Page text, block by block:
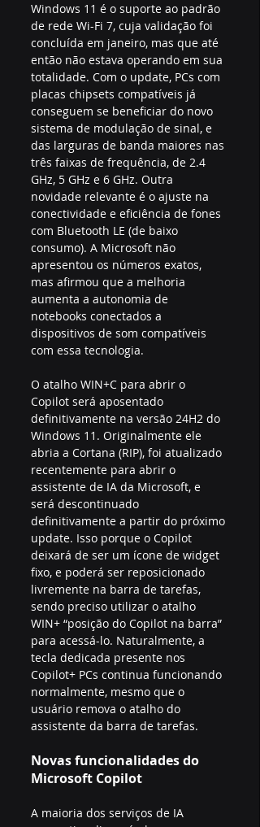
Windows 11 é o suporte ao padrão
de rede Wi-Fi 7, cuja validação foi
concluída em janeiro, mas que até
então não estava operando em sua
totalidade. Com o update, PCs com
placas chipsets compatíveis já
conseguem se beneficiar do novo
sistema de modulação de sinal, e
das larguras de banda maiores nas
três faixas de frequência, de 2.4
GHz, 5 GHz e 6 GHz. Outra
novidade relevante é o ajuste na
conectividade e eficiência de fones
com Bluetooth LE (de baixo
consumo). A Microsoft não
apresentou os números exatos,
mas afirmou que a melhoria
aumenta a autonomia de
notebooks conectados a
dispositivos de som compatíveis
com essa tecnologia.
O atalho WIN+C para abrir o
Copilot será aposentado
definitivamente na versão 24H2 do
Windows 11. Originalmente ele
abria a Cortana (RIP), foi atualizado
recentemente para abrir o
assistente de IA da Microsoft, e
será descontinuado
definitivamente a partir do próximo
update. Isso porque o Copilot
deixará de ser um ícone de widget
fixo, e poderá ser reposicionado
livremente na barra de tarefas,
sendo preciso utilizar o atalho
WIN+ “posição do Copilot na barra”
para acessá-lo. Naturalmente, a
tecla dedicada presente nos
Copilot+ PCs continua funcionando
normalmente, mesmo que o
usuário remova o atalho do
assistente da barra de tarefas.
Novas funcionalidades do
Microsoft Copilot
A maioria dos serviços de IA